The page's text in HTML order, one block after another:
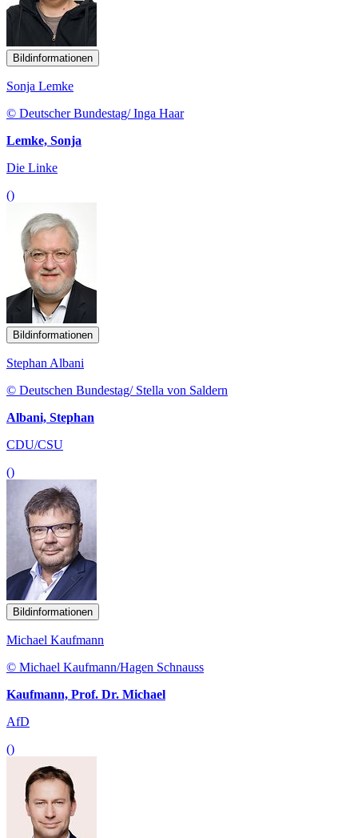
Bildinformationen
Sonja Lemke
© Deutscher Bundestag/ Inga Haar
Lemke, Sonja
Die Linke
()
Bildinformationen
Stephan Albani
© Deutschen Bundestag/ Stella von Saldern
Albani, Stephan
CDU/CSU
()
Bildinformationen
Michael Kaufmann
© Michael Kaufmann/Hagen Schnauss
Kaufmann, Prof. Dr. Michael
AfD
()